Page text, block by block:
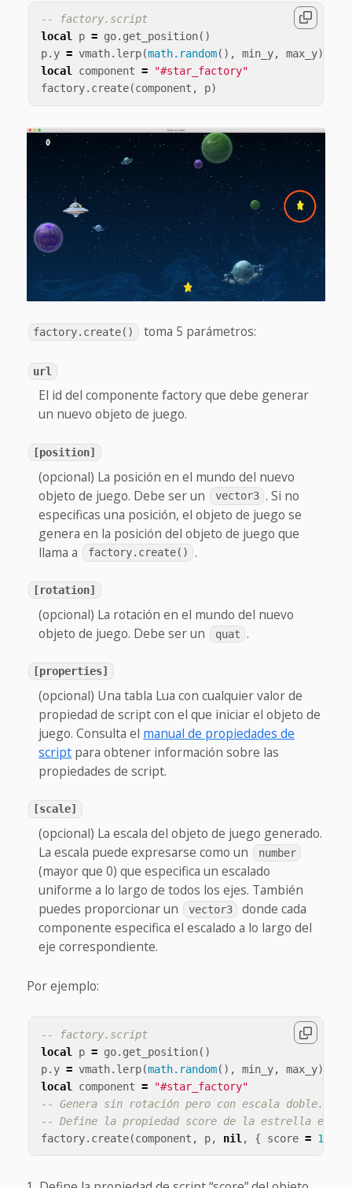
-- factory.script
local p = go. get_position()
p. y = vmath. lerp(math.random(), min_y, max_y)
local component =
"#star_factory"
factory. create(component , p)
factory.create() toma 5 parámetros:
url
El id del componente factory que debe generar
un nuevo objeto de juego.
[position]
(opcional) La posición en el mundo del nuevo
objeto de juego. Debe ser un
vector3 . Si no
especificas una posición, el objeto de juego se
genera en la posición del objeto de juego que
llama a
factory.create() .
[rotation]
(opcional) La rotación en el mundo del nuevo
objeto de juego. Debe ser un
quat .
[properties]
(opcional) Una tabla Lua con cualquier valor de
propiedad de script con el que iniciar el objeto de
juego. Consulta el manual de propiedades de
script para obtener información sobre las
propiedades de script.
[scale]
(opcional) La escala del objeto de juego generado.
La escala puede expresarse como un
number
(mayor que 0) que especifica un escalado
uniforme a lo largo de todos los ejes. También
puedes proporcionar un
vector3
donde cada
componente especifica el escalado a lo largo del
eje correspondiente.
Por ejemplo:
-- factory.script
local
p = go. get_position()
p. y = vmath. lerp(math.random(), min_y, max_y)
local
component =
"#star_factory"
-- Genera sin rotación pero con escala doble.
-- Define la propiedad score de la estrella en
factory. create(component , p, nil , { score = 10